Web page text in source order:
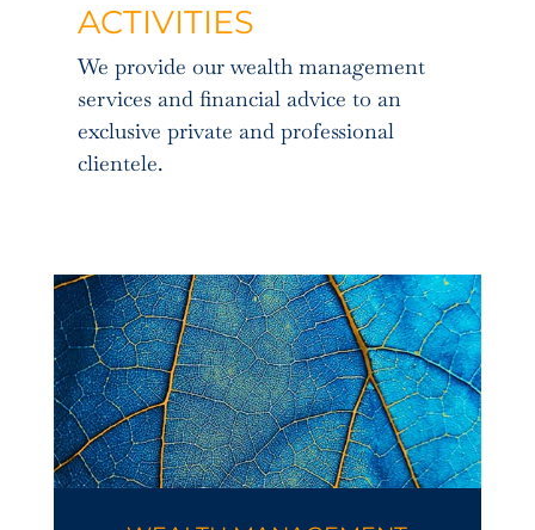
ACTIVITIES
We provide our wealth management
services and financial advice to an
exclusive private and professional
clientele.